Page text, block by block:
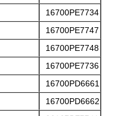
16700PE7734
16700PE7747
16700PE7748
16700PE7736
16700PD6661
16700PD6662